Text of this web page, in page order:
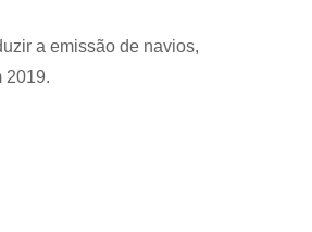
a emissão de navios,
2019.